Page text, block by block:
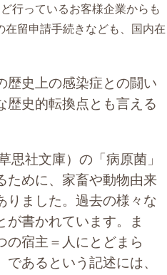
行っているお客様企業からも
留申請手続きなども、国内在
史上の感染症との闘い
歴史的転換点とも言える
社文庫）の「病原菌」
ために、家畜や動物由来
りました。過去の様々な
書かれています。ま
の宿主＝人にとどまら
あるという記述には、